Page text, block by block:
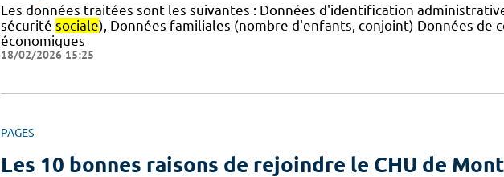
Les données traitées sont les suivantes : Données d'identification
sécurité sociale), Données familiales (nombre d'enfants, conjoint) Données de
économiques
18/02/2026 15:25
PAGES
Les 10 bonnes raisons de rejoindre le CHU de